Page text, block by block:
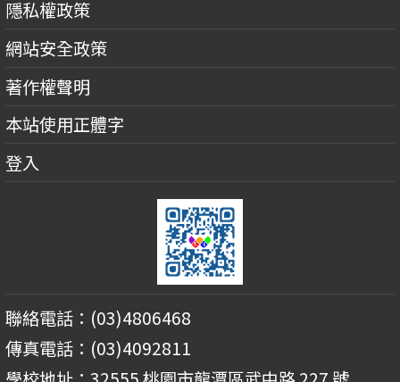
隱私權政策
網站安全政策
著作權聲明
本站使用正體字
登入
聯絡電話：(03)4806468
傳真電話：(03)4092811